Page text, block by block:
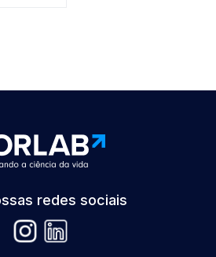
redes sociais